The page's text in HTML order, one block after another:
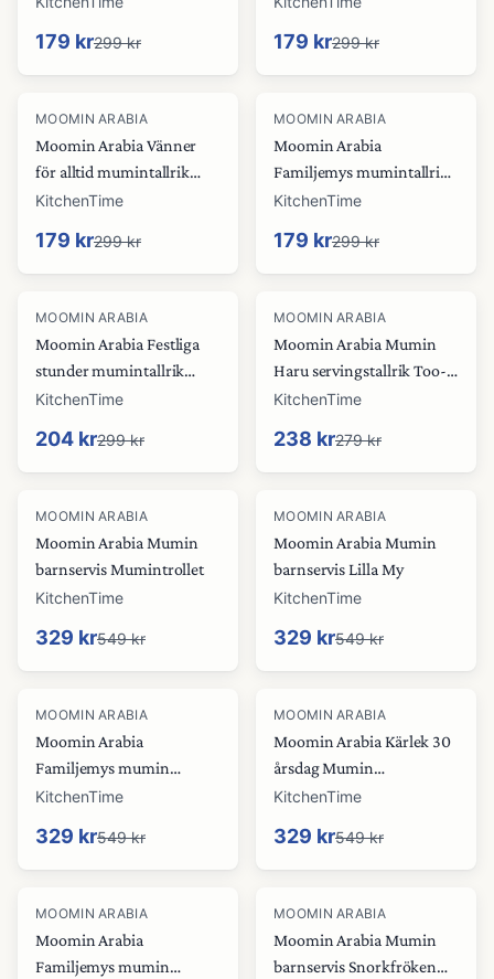
179 kr299 kr 179 kr299 kr
-40%
MOOMIN ARABIA
Moomin Arabia Vänner
för alltid mumintallrik
Ø19,5 cm
KitchenTime
179 kr299 kr
-40%
MOOMIN ARABIA
Moomin Arabia
Familjemys mumintallrik
Ø19,5 cm
KitchenTime
179 kr299 kr
-32%
MOOMIN ARABIA
Moomin Arabia Festliga
stunder mumintallrik
Ø19,5 cm
KitchenTime
204 kr299 kr
-15%
MOOMIN ARABIA
Moomin Arabia Mumin
Haru servingstallrik Too-
ticki, 17 cm
KitchenTime
238 kr279 kr
-40%
MOOMIN ARABIA
Moomin Arabia Mumin
barnservis Mumintrollet
KitchenTime
329 kr549 kr
-40%
MOOMIN ARABIA
Moomin Arabia Mumin
barnservis Lilla My
KitchenTime
329 kr549 kr
-40%
MOOMIN ARABIA
Moomin Arabia
Familjemys mumin
serveringsfat Ø30 cm
KitchenTime
329 kr549 kr
-40%
MOOMIN ARABIA
Moomin Arabia Kärlek 30
årsdag Mumin
servingstallrik Limited
KitchenTime
329 kr549 kr
-40%
MOOMIN ARABIA
Moomin Arabia
Familjemys mumin
-37%
MOOMIN ARABIA
Moomin Arabia Mumin
barnservis Snorkfröken